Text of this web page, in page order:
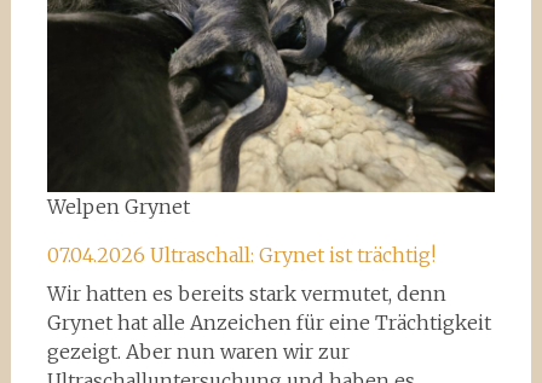
Welpen Grynet
07.04.2026 Ultraschall: Grynet ist trächtig!
Wir hatten es bereits stark vermutet, denn
Grynet hat alle Anzeichen für eine Trächtigkeit
gezeigt. Aber nun waren wir zur